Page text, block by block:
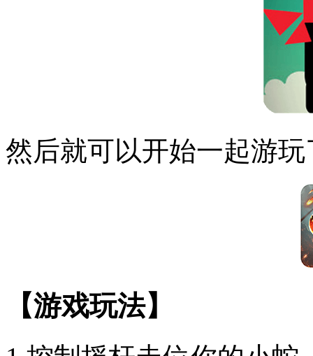
然后就可以开始一起游玩
【游戏玩法】